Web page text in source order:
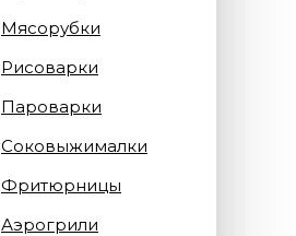
Мясорубки
Рисоварки
Пароварки
Соковыжималки
Фритюрницы
Аэрогрили